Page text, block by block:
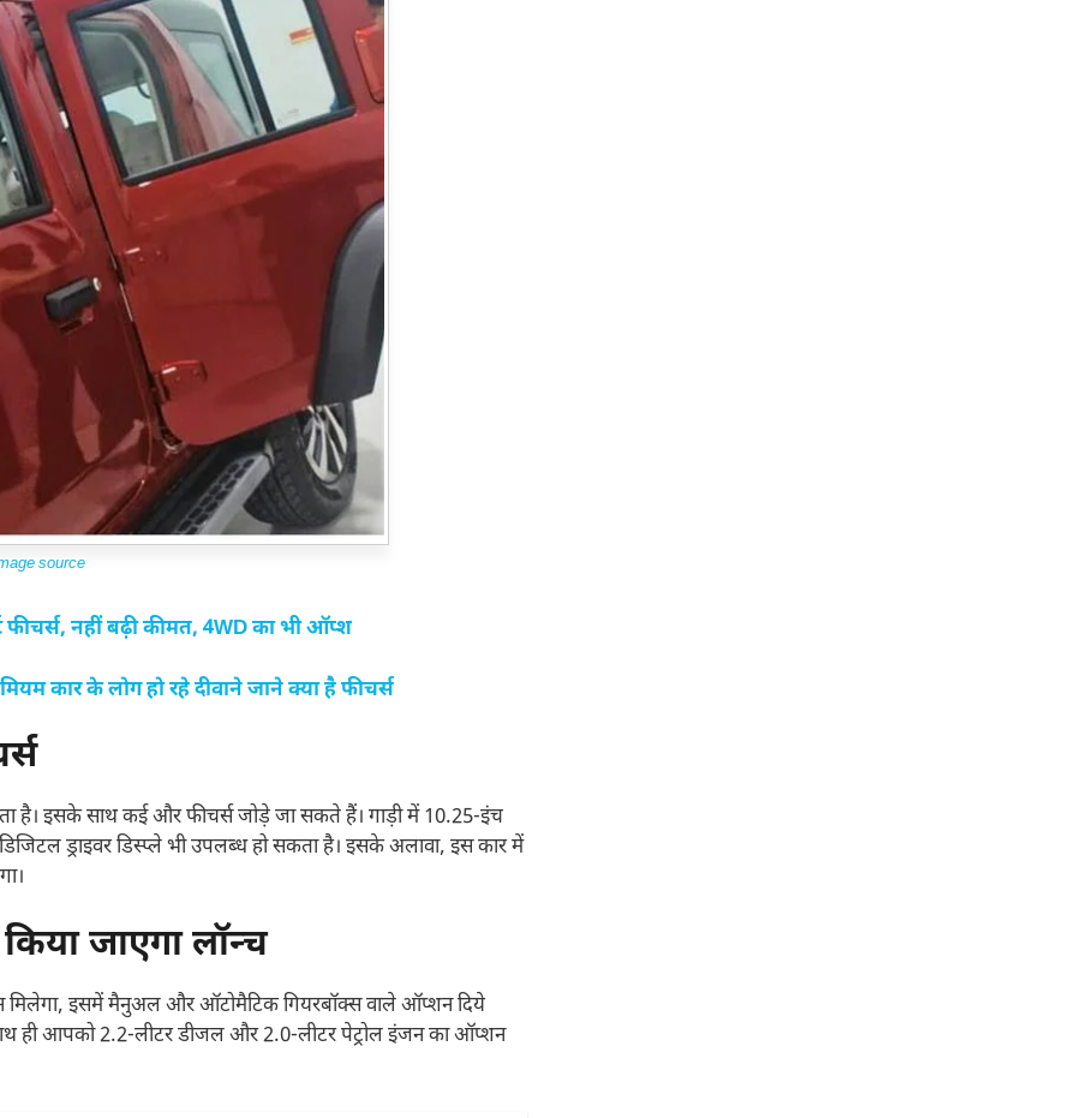
source
नहीं बढ़ी कीमत, 4WD का भी ऑप्श
कार के लोग हो रहे दीवाने जाने क्या है फीचर्स
है। इसके साथ कई और फीचर्स जोड़े जा सकते हैं। गाड़ी में 10.25-इंच
ड्राइवर डिस्प्ले भी उपलब्ध हो सकता है। इसके अलावा, इस कार में
जाएगा लॉन्च
मिलेगा, इसमें मैनुअल और ऑटोमैटिक गियरबॉक्स वाले ऑप्शन दिये
ही आपको 2.2-लीटर डीजल और 2.0-लीटर पेट्रोल इंजन का ऑप्शन